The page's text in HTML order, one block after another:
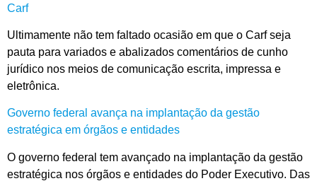
Carf
Ultimamente não tem faltado ocasião em que o Carf seja
pauta para variados e abalizados comentários de cunho
jurídico nos meios de comunicação escrita, impressa e
eletrônica.
Governo federal avança na implantação da gestão
estratégica em órgãos e entidades
O governo federal tem avançado na implantação da gestão
estratégica nos órgãos e entidades do Poder Executivo. Das